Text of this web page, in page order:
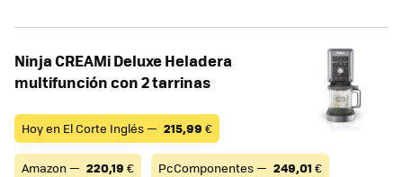
Ninja CREAMi Deluxe Heladera
multifunción con 2 tarrinas
Hoy en El Corte Inglés — 215,99 €
Amazon — 220,19 € PcComponentes — 249,01 €